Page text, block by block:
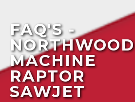
FAQ'S -
NORTHWOOD
MACHINE
RAPTOR
SAWJET